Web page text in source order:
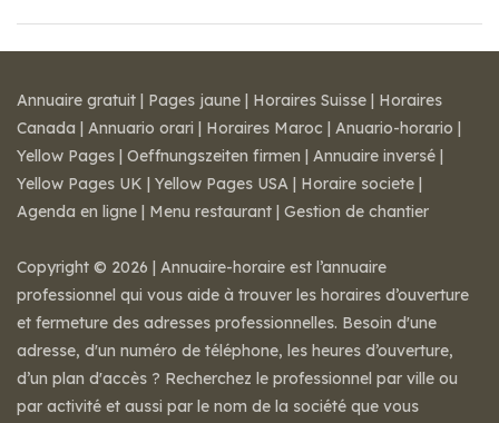
Annuaire gratuit | Pages jaune | Horaires Suisse | Horaires
Canada | Annuario orari | Horaires Maroc | Anuario-horario |
Yellow Pages | Oeffnungszeiten firmen | Annuaire inversé |
Yellow Pages UK | Yellow Pages USA | Horaire societe |
Agenda en ligne | Menu restaurant | Gestion de chantier
Copyright © 2026 | Annuaire-horaire est l’annuaire
professionnel qui vous aide à trouver les horaires d’ouverture
et fermeture des adresses professionnelles. Besoin d'une
adresse, d'un numéro de téléphone, les heures d’ouverture,
d’un plan d'accès ? Recherchez le professionnel par ville ou
par activité et aussi par le nom de la société que vous